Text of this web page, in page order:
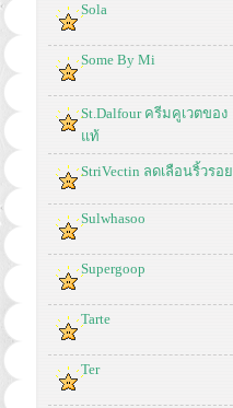
Sola
Some By Mi
St.Dalfour ครีมคูเวตของ
แท้
StriVectin ลดเลือนริ้วรอย
Sulwhasoo
Supergoop
Tarte
Ter